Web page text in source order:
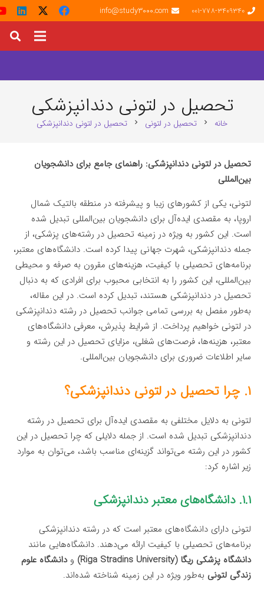
001-778-3409340
info@study3000.com
تحصیل در لتونی دندانپزشکی
خانه chevron_right تحصیل در لتونی chevron_right تحصیل در لتونی دندانپزشکی
تحصیل در لتونی دندانپزشکی: راهنمای جامع برای دانشجویان
بین‌المللی
لتونی، یکی از کشورهای زیبا و پیشرفته در منطقه بالتیک شمال
اروپا، به مقصدی ایده‌آل برای دانشجویان بین‌المللی تبدیل شده
است. این کشور به ویژه در زمینه تحصیل در رشته‌های پزشکی، از
جمله دندانپزشکی، شهرت جهانی پیدا کرده است. دانشگاه‌های معتبر،
برنامه‌های تحصیلی با کیفیت، هزینه‌های مقرون به صرفه و محیطی
بین‌المللی، این کشور را به انتخابی محبوب برای افرادی که به دنبال
تحصیل در دندانپزشکی هستند، تبدیل کرده است. در این مقاله،
به‌طور مفصل به بررسی تمامی جوانب تحصیل در رشته دندانپزشکی
در لتونی خواهیم پرداخت. از شرایط پذیرش، معرفی دانشگاه‌های
معتبر، هزینه‌ها، فرصت‌های شغلی، مزایای تحصیل در این رشته و
سایر اطلاعات ضروری برای دانشجویان بین‌المللی.
۱. چرا تحصیل در لتونی دندانپزشکی؟
لتونی به دلایل مختلفی به مقصدی ایده‌آل برای تحصیل در رشته
دندانپزشکی تبدیل شده است. از جمله دلایلی که چرا تحصیل در این
کشور در این رشته می‌تواند گزینه‌ای مناسب باشد، می‌توان به موارد
زیر اشاره کرد:
۱.۱. دانشگاه‌های معتبر دندانپزشکی
لتونی دارای دانشگاه‌های معتبر است که در رشته دندانپزشکی
برنامه‌های تحصیلی با کیفیت ارائه می‌دهند. دانشگاه‌هایی مانند
دانشگاه پزشکی ریگا (Riga Stradins University)
ودانشگاه علوم
زندگی لتونی به‌طور ویژه در این زمینه شناخته شده‌اند.